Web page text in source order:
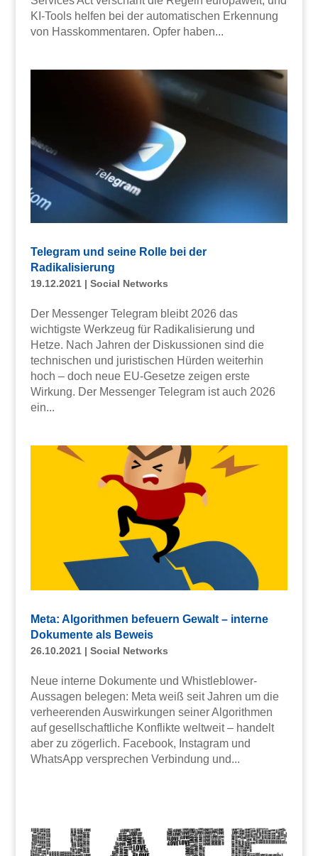
KI-Tools helfen bei der automatischen Erkennung
von Hasskommentaren. Opfer haben...
Telegram und seine Rolle bei der
Radikalisierung
19.12.2021| Social Networks
Der Messenger Telegram bleibt 2026 das
wichtigste Werkzeug für Radikalisierung und
Hetze. Nach Jahren der Diskussionen sind die
technischen und juristischen Hürden weiterhin
hoch – doch neue EU-Gesetze zeigen erste
Wirkung. Der Messenger Telegram ist auch 2026
ein...
Meta: Algorithmen befeuern Gewalt – interne
Dokumente als Beweis
26.10.2021| Social Networks
Neue interne Dokumente und Whistleblower-
Aussagen belegen: Meta weiß seit Jahren um die
verheerenden Auswirkungen seiner Algorithmen
auf gesellschaftliche Konflikte weltweit – handelt
aber zu zögerlich. Facebook, Instagram und
WhatsApp versprechen Verbindung und...